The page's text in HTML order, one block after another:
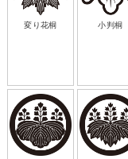
変り花桐 小判桐